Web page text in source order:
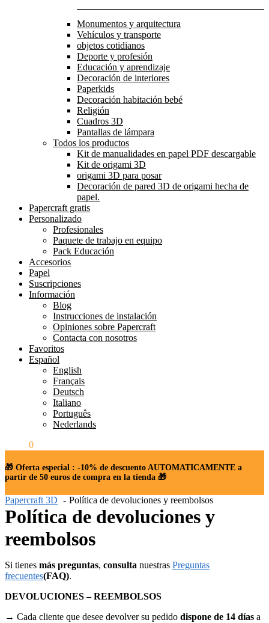
Monumentos y arquitectura
Vehículos y transporte
objetos cotidianos
Deporte y profesión
Educación y aprendizaje
Decoración de interiores
Paperkids
Decoración habitación bebé
Religión
Cuadros 3D
Pantallas de lámpara
Todos los productos
Kit de manualidades en papel PDF descargable
Kit de origami 3D
origami 3D para posar
Decoración de pared 3D de origami hecha de
papel.
Papercraft gratis
Personalizado
Profesionales
Paquete de trabajo en equipo
Pack Educación
Accesorios
Papel
Suscripciones
Información
Blog
Instrucciones de instalación
Opiniones sobre Papercraft
Contacta con nosotros
Favoritos
Español
English
Français
Deutsch
Italiano
Português
Nederlands
0
🎁 Oferta especial : -10% de descuento AUTOMATICAMENTE a
partir de 50 euros de compra en la tienda 🎁
Papercraft 3D Política de devoluciones y reembolsos
Política de devoluciones y
reembolsos
Si tienes más preguntas, consulta nuestras Preguntas
frecuentes(FAQ).
DEVOLUCIONES – REEMBOLSOS
→ Cada cliente que desee devolver su pedido dispone de 14 días a